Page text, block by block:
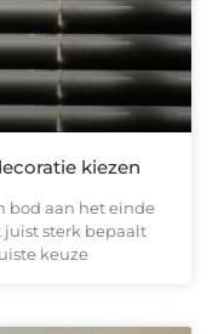
kiezen
bod aan het einde
sterk bepaalt
keuze